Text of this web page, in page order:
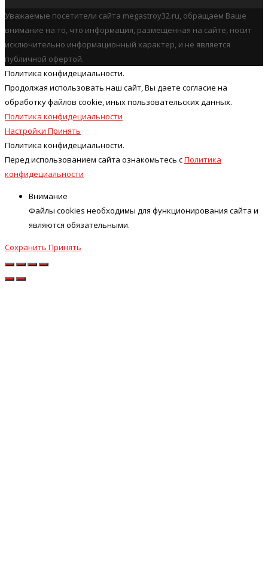
Уважаемые посетители сайта megastroy32.ru, обращаем Ваше
внимание на то, что информация, размещенная на сайте, носит
исключительно информационный характер, и не является
публичной офертой.
Политика конфидециальности.
Продолжая использовать наш cайт, Вы даете согласие на
обработку файлов cookie, иных пользовательских данных.
Политика конфидециальности
Настройки Принять
Политика конфидециальности.
Перед использованием сайта ознакомьтесь сПолитика
конфидециальности
Внимание
Файлы cookies необходимы для функционирования сайта и
являются обязательными.
Сохранить Принять